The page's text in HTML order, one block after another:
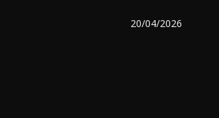
20/04/2026